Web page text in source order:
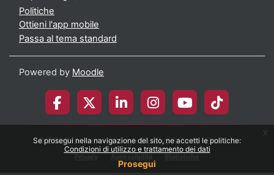
Se prosegui nella navigazione del sito, ne accetti le politiche:
Condizioni di utilizzo e trattamento dei dati
Prosegui
x
Politiche
Ottieni l'app mobile
Passa al tema standard
Powered by Moodle
© 2026 Università degli Studi di Milano-Bicocca